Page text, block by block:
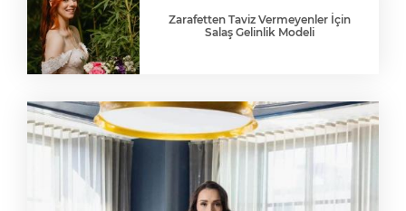
Zarafetten Taviz Vermeyenler İçin
Salaş Gelinlik Modeli